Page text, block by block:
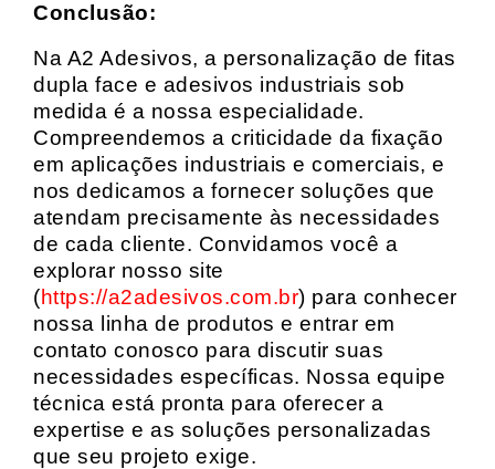
Conclusão:
Na A2 Adesivos, a personalização de fitas
dupla face e adesivos industriais sob
medida é a nossa especialidade.
Compreendemos a criticidade da fixação
em aplicações industriais e comerciais, e
nos dedicamos a fornecer soluções que
atendam precisamente às necessidades
de cada cliente. Convidamos você a
explorar nosso site
(https://a2adesivos.com.br) para conhecer
nossa linha de produtos e entrar em
contato conosco para discutir suas
necessidades específicas. Nossa equipe
técnica está pronta para oferecer a
expertise e as soluções personalizadas
que seu projeto exige.